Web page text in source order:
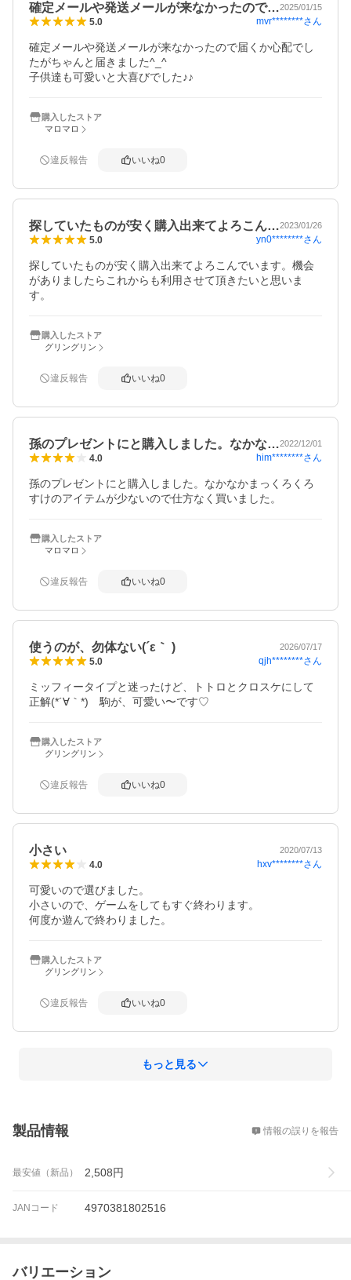
確定メールや発送メールが来なかったので…2025/01/15
5.0 mvr********さん
確定メールや発送メールが来なかったので届くか心配でし
たがちゃんと届きました︎^_^
子供達も可愛いと大喜びでした♪♪
購入したストア
マロマロ
違反報告 いいね0
探していたものが安く購入出来てよろこん…2023/01/26
5.0 yn0********さん
探していたものが安く購入出来てよろこんでいます。機会
がありましたらこれからも利用させて頂きたいと思いま
す。
購入したストア
グリングリン
違反報告 いいね0
孫のプレゼントにと購入しました。なかな…2022/12/01
4.0 him********さん
孫のプレゼントにと購入しました。なかなかまっくろくろ
すけのアイテムが少ないので仕方なく買いました。
購入したストア
マロマロ
違反報告 いいね0
使うのが、勿体ない(´ε｀ ) 2026/07/17
5.0 qjh********さん
ミッフィータイプと迷ったけど、トトロとクロスケにして
正解(*´∀｀*)　駒が、可愛い〜です♡
購入したストア
グリングリン
違反報告 いいね0
小さい 2020/07/13
4.0 hxv********さん
可愛いので選びました。
小さいので、ゲームをしてもすぐ終わります。
何度か遊んで終わりました。
購入したストア
グリングリン
違反報告 いいね0
もっと見る
製品情報 情報の誤りを報告
最安値（新品） 2,508円
JANコード 4970381802516
バリエーション